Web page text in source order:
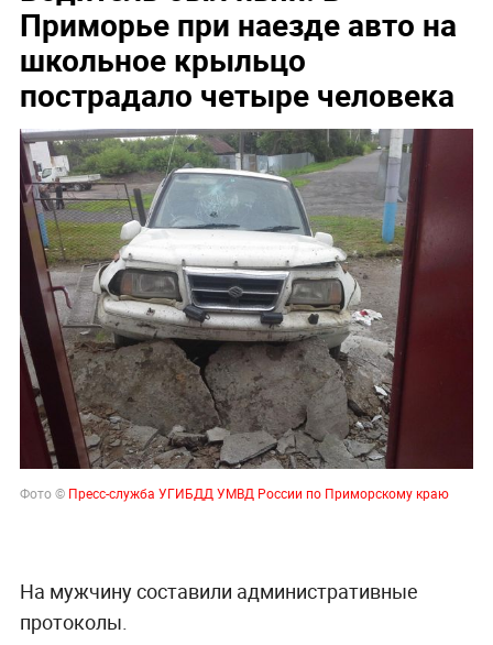
Приморье при наезде авто на
школьное крыльцо
пострадало четыре человека
Фото © Пресс-служба УГИБДД УМВД России по Приморскому краю
На мужчину составили административные
протоколы.